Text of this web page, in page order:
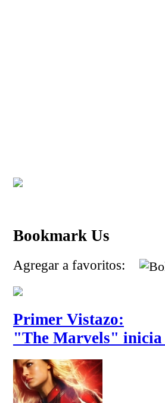
Bookmark Us
Agregar a favoritos:
Primer Vistazo:
"The Marvels" inicia